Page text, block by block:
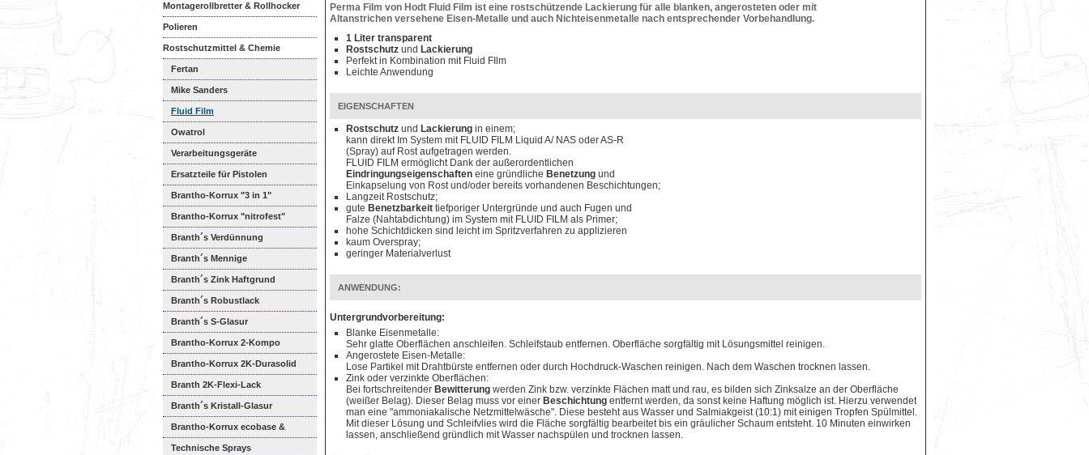
Montagerollbretter & Rollhocker
Polieren
Rostschutzmittel & Chemie
Fertan
Mike Sanders
Korrosionsschutzfe...
Fluid Film
Owatrol
Verarbeitungsgeräte
Ersatzteile für Pistolen
Brantho-Korrux "3 in 1"
Brantho-Korrux "nitrofest"
Branth´s Verdünnung
Branth´s Mennige
Branth´s Zink Haftgrund
Branth´s Robustlack
Branth´s S-Glasur
Brantho-Korrux 2-Kompo
Brantho-Korrux 2K-Durasolid
Branth 2K-Flexi-Lack
Branth´s Kristall-Glasur
Brantho-Korrux ecobase &
ecopak...
Technische Sprays
Perma Film von Hodt Fluid Film ist eine rostschützende Lackierung für alle blanken, angerosteten oder mit
Altanstrichen versehene Eisen-Metalle und auch Nichteisenmetalle nach entsprechender Vorbehandlung.
1 Liter transparent
Rostschutz und Lackierung
Perfekt in Kombination mit Fluid FIlm
Leichte Anwendung
EIGENSCHAFTEN
Rostschutz und Lackierung in einem;
kann direkt Im System mit FLUID FILM Liquid A/ NAS oder AS-R
(Spray) auf Rost aufgetragen werden.
FLUID FILM ermöglicht Dank der außerordentlichen
Eindringungseigenschaften eine gründliche Benetzung und
Einkapselung von Rost und/oder bereits vorhandenen Beschichtungen;
Langzeit Rostschutz;
gute Benetzbarkeit tiefporiger Untergründe und auch Fugen und
Falze (Nahtabdichtung) im System mit FLUID FILM als Primer;
hohe Schichtdicken sind leicht im Spritzverfahren zu applizieren
kaum Overspray;
geringer Materialverlust
ANWENDUNG:
Untergrundvorbereitung:
Blanke Eisenmetalle:
Sehr glatte Oberflächen anschleifen. Schleifstaub entfernen. Oberfläche sorgfältig mit Lösungsmittel reinigen.
Angerostete Eisen-Metalle:
Lose Partikel mit Drahtbürste entfernen oder durch Hochdruck-Waschen reinigen. Nach dem Waschen trocknen lassen.
Zink oder verzinkte Oberflächen:
Bei fortschreitender Bewitterung werden Zink bzw. verzinkte Flächen matt und rau, es bilden sich Zinksalze an der Oberfläche
(weißer Belag). Dieser Belag muss vor einer Beschichtung entfernt werden, da sonst keine Haftung möglich ist. Hierzu verwendet
man eine "ammoniakalische Netzmittelwäsche". Diese besteht aus Wasser und Salmiakgeist (10:1) mit einigen Tropfen Spülmittel.
Mit dieser Lösung und Schleifvlies wird die Fläche sorgfältig bearbeitet bis ein gräulicher Schaum entsteht. 10 Minuten einwirken
lassen, anschließend gründlich mit Wasser nachspülen und trocknen lassen.